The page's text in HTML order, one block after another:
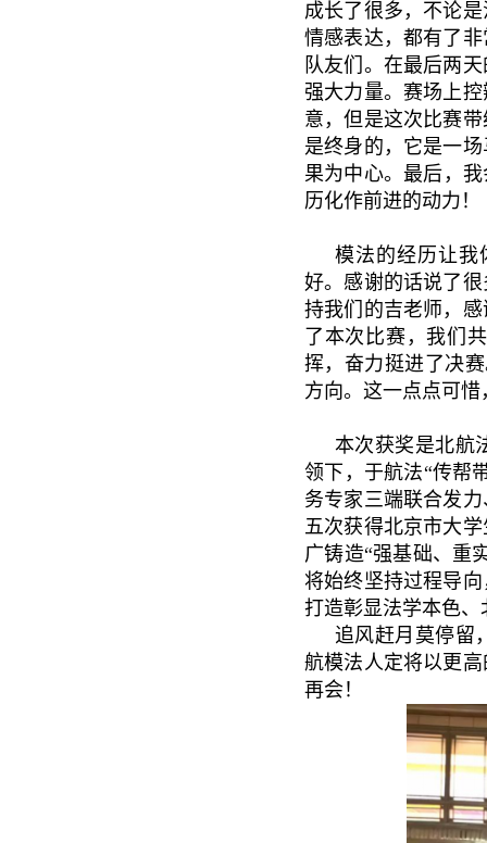
成长了很多，不论
情感表达，都有了
队友们。在最后两
强大力量。赛场上
意，但是这次比赛
是终身的，它是一
果为中心。最后，
历化作前进的动力！
模法的经历让我
好。感谢的话说了
持我们的吉老师，
了本次比赛，我们
挥，奋力挺进了决
方向。这一点点可
本次获奖是北航
领下，于航法“传帮
务专家三端联合发
五次获得北京市大
广铸造“强基础、重
将始终坚持过程导
打造彰显法学本色、
追风赶月莫停留
航模法人定将以更
再会！